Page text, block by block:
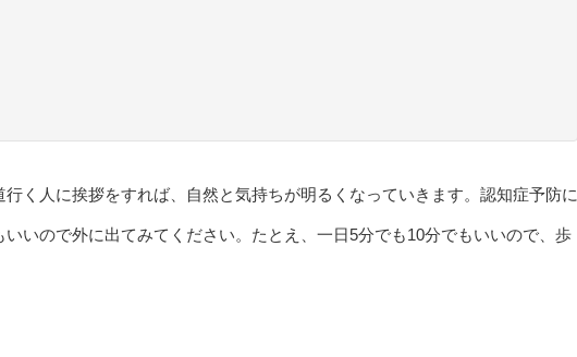
く人に挨拶をすれば、自然と気持ちが明るくなっていきます。認知症予防に
いので外に出てみてください。たとえ、一日5分でも10分でもいいので、歩